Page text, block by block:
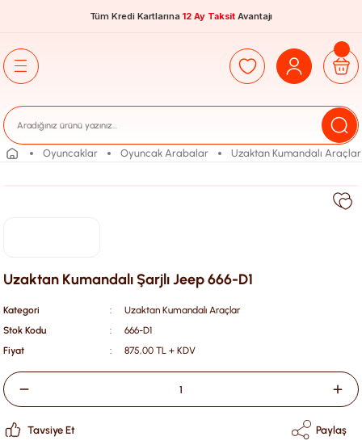
Tüm Kredi Kartlarına 12 Ay Taksit Avantajı
Oyuncaklar Oyuncak Arabalar Uzaktan Kumandalı Araçlar
Uzaktan Kumandalı Şarjlı Jeep 666-D1
Kategori
Uzaktan Kumandalı Araçlar
Stok Kodu
666-D1
Fiyat
875,00 TL + KDV
Tavsiye Et Paylaş